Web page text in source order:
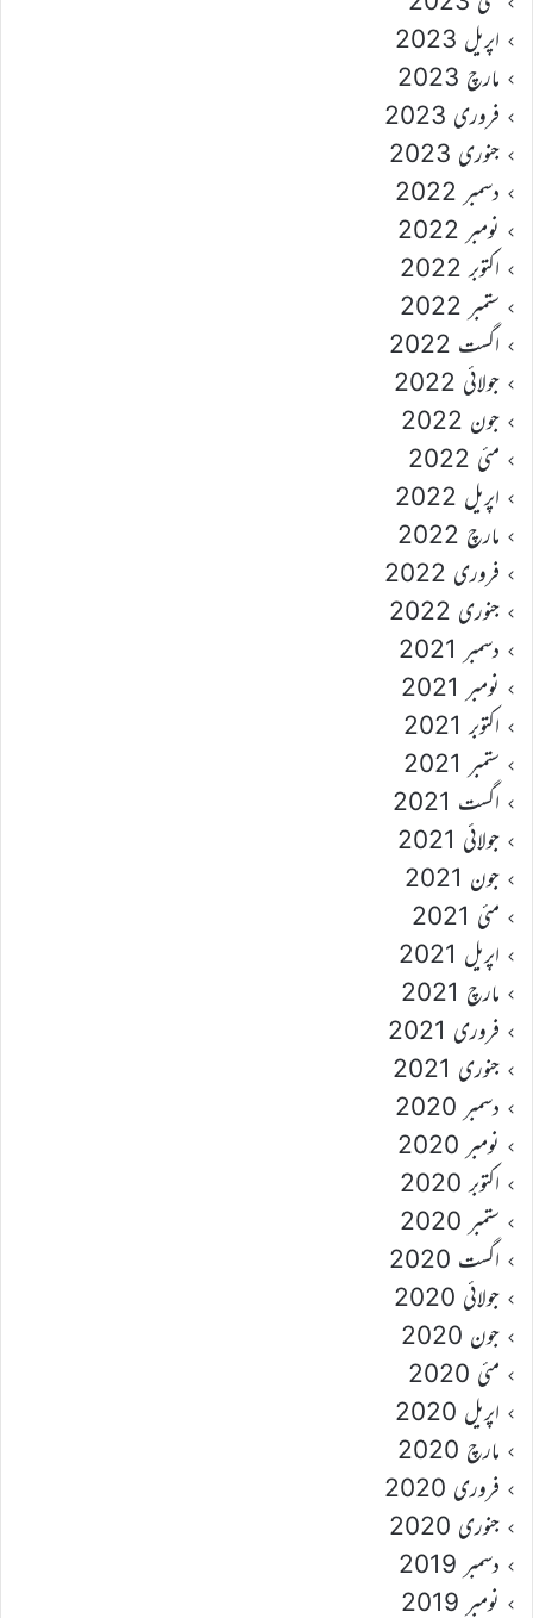
اپریل 2023
مارچ 2023
فروری 2023
جنوری 2023
دسمبر 2022
نومبر 2022
اکتوبر 2022
ستمبر 2022
اگست 2022
جولائی 2022
جون 2022
مئی 2022
اپریل 2022
مارچ 2022
فروری 2022
جنوری 2022
دسمبر 2021
نومبر 2021
اکتوبر 2021
ستمبر 2021
اگست 2021
جولائی 2021
جون 2021
مئی 2021
اپریل 2021
مارچ 2021
فروری 2021
جنوری 2021
دسمبر 2020
نومبر 2020
اکتوبر 2020
ستمبر 2020
اگست 2020
جولائی 2020
جون 2020
مئی 2020
اپریل 2020
مارچ 2020
فروری 2020
جنوری 2020
دسمبر 2019
نومبر 2019